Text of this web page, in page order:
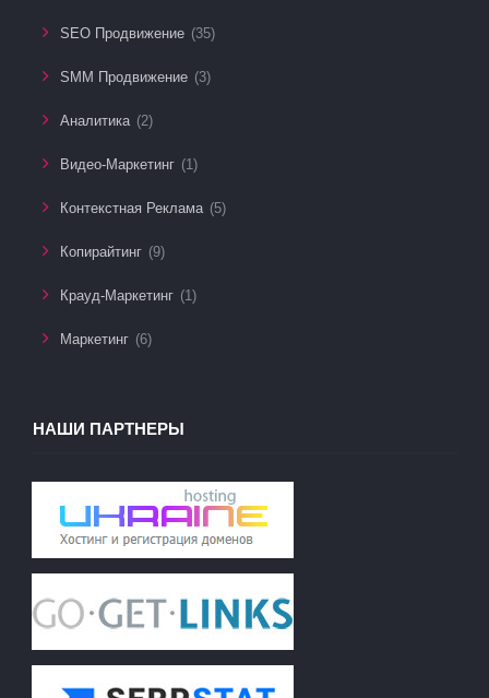
SEO Продвижение (35)
SMM Продвижение (3)
Аналитика (2)
Видео-Маркетинг (1)
Контекстная Реклама (5)
Копирайтинг (9)
Крауд-Маркетинг (1)
Маркетинг (6)
НАШИ ПАРТНЕРЫ